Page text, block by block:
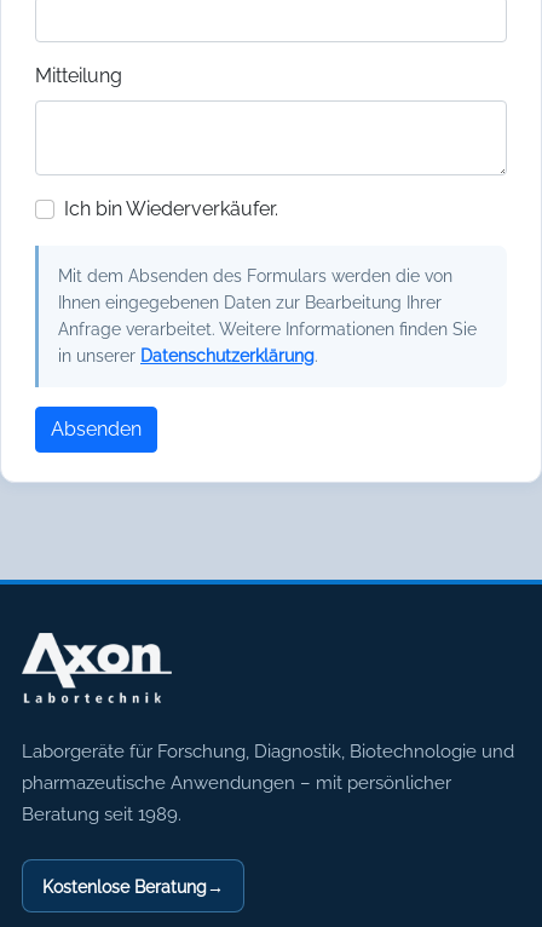
Mitteilung
Ich bin Wiederverkäufer.
Mit dem Absenden des Formulars werden die von
Ihnen eingegebenen Daten zur Bearbeitung Ihrer
Anfrage verarbeitet. Weitere Informationen finden Sie
in unserer Datenschutzerklärung.
Absenden
Axon Labortechnik
Laborgeräte für Forschung, Diagnostik, Biotechnologie und
pharmazeutische Anwendungen – mit persönlicher
Beratung seit 1989.
Kostenlose Beratung→